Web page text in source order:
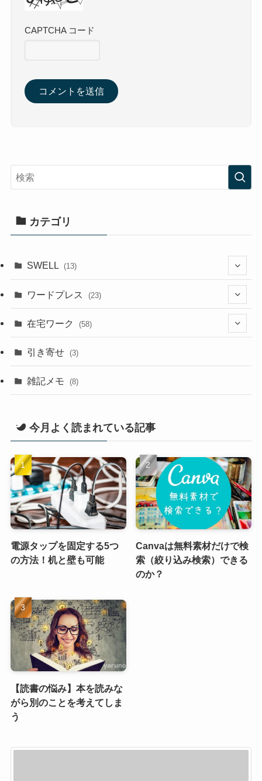
CAPTCHA コード
カテゴリ
SWELL (13)
(1)
(9)
ワードプレス (23)
(13)
在宅ワーク (58)
(14)
(3)
引き寄せ (3)
雑記メモ (8)
今月よく読まれている記事
電源タップを固定する5つ
の方法！机と壁も可能
Canvaは無料素材だけで検
索（絞り込み検索）できる
のか？
【読書の悩み】本を読みな
がら別のことを考えてしま
う